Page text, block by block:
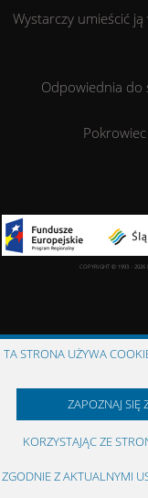
Wystarczy umieścić
Odpowiednia do
COPYRIGHT © 1993 -
TA STRONA UŻYWA
ZAPOZNAJ SIĘ
KORZYSTAJĄC ZE
ZGODNIE Z AKTUALNYMI